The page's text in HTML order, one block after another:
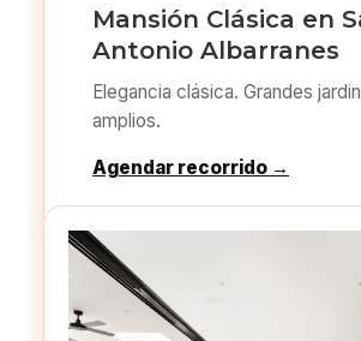
Mansión Clásica en
Antonio Albarranes
Elegancia clásica. Grandes
amplios.
Agendar recorrido →